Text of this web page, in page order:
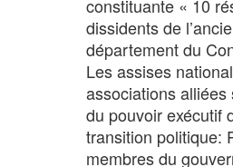
constituante « 10
dissidents de
département du
Les assises
associations
du pouvoir exécutif
transition politique:
membres du